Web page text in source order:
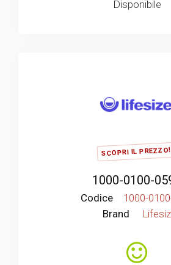
Disponibile
SCOPRI IL PREZZO!
1000-0100-
Codice
1000-
Brand